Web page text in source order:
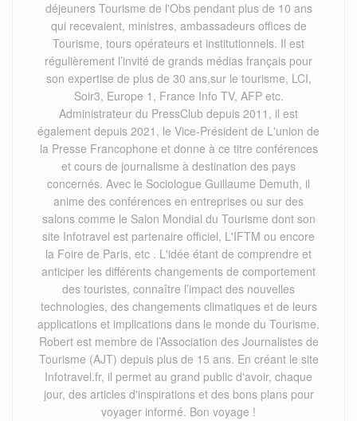
déjeuners Tourisme de l'Obs pendant plus de 10 ans
qui recevaient, ministres, ambassadeurs offices de
Tourisme, tours opérateurs et institutionnels. Il est
régulièrement l’invité de grands médias français pour
son expertise de plus de 30 ans,sur le tourisme, LCI,
Soir3, Europe 1, France Info TV, AFP etc.
Administrateur du PressClub depuis 2011, il est
également depuis 2021, le Vice-Président de L'union de
la Presse Francophone et donne à ce titre conférences
et cours de journalisme à destination des pays
concernés. Avec le Sociologue Guillaume Demuth, il
anime des conférences en entreprises ou sur des
salons comme le Salon Mondial du Tourisme dont son
site Infotravel est partenaire officiel, L'IFTM ou encore
la Foire de Paris, etc . L'idée étant de comprendre et
anticiper les différents changements de comportement
des touristes, connaître l’impact des nouvelles
technologies, des changements climatiques et de leurs
applications et implications dans le monde du Tourisme.
Robert est membre de l’Association des Journalistes de
Tourisme (AJT) depuis plus de 15 ans. En créant le site
Infotravel.fr, il permet au grand public d'avoir, chaque
jour, des articles d'inspirations et des bons plans pour
voyager informé. Bon voyage !